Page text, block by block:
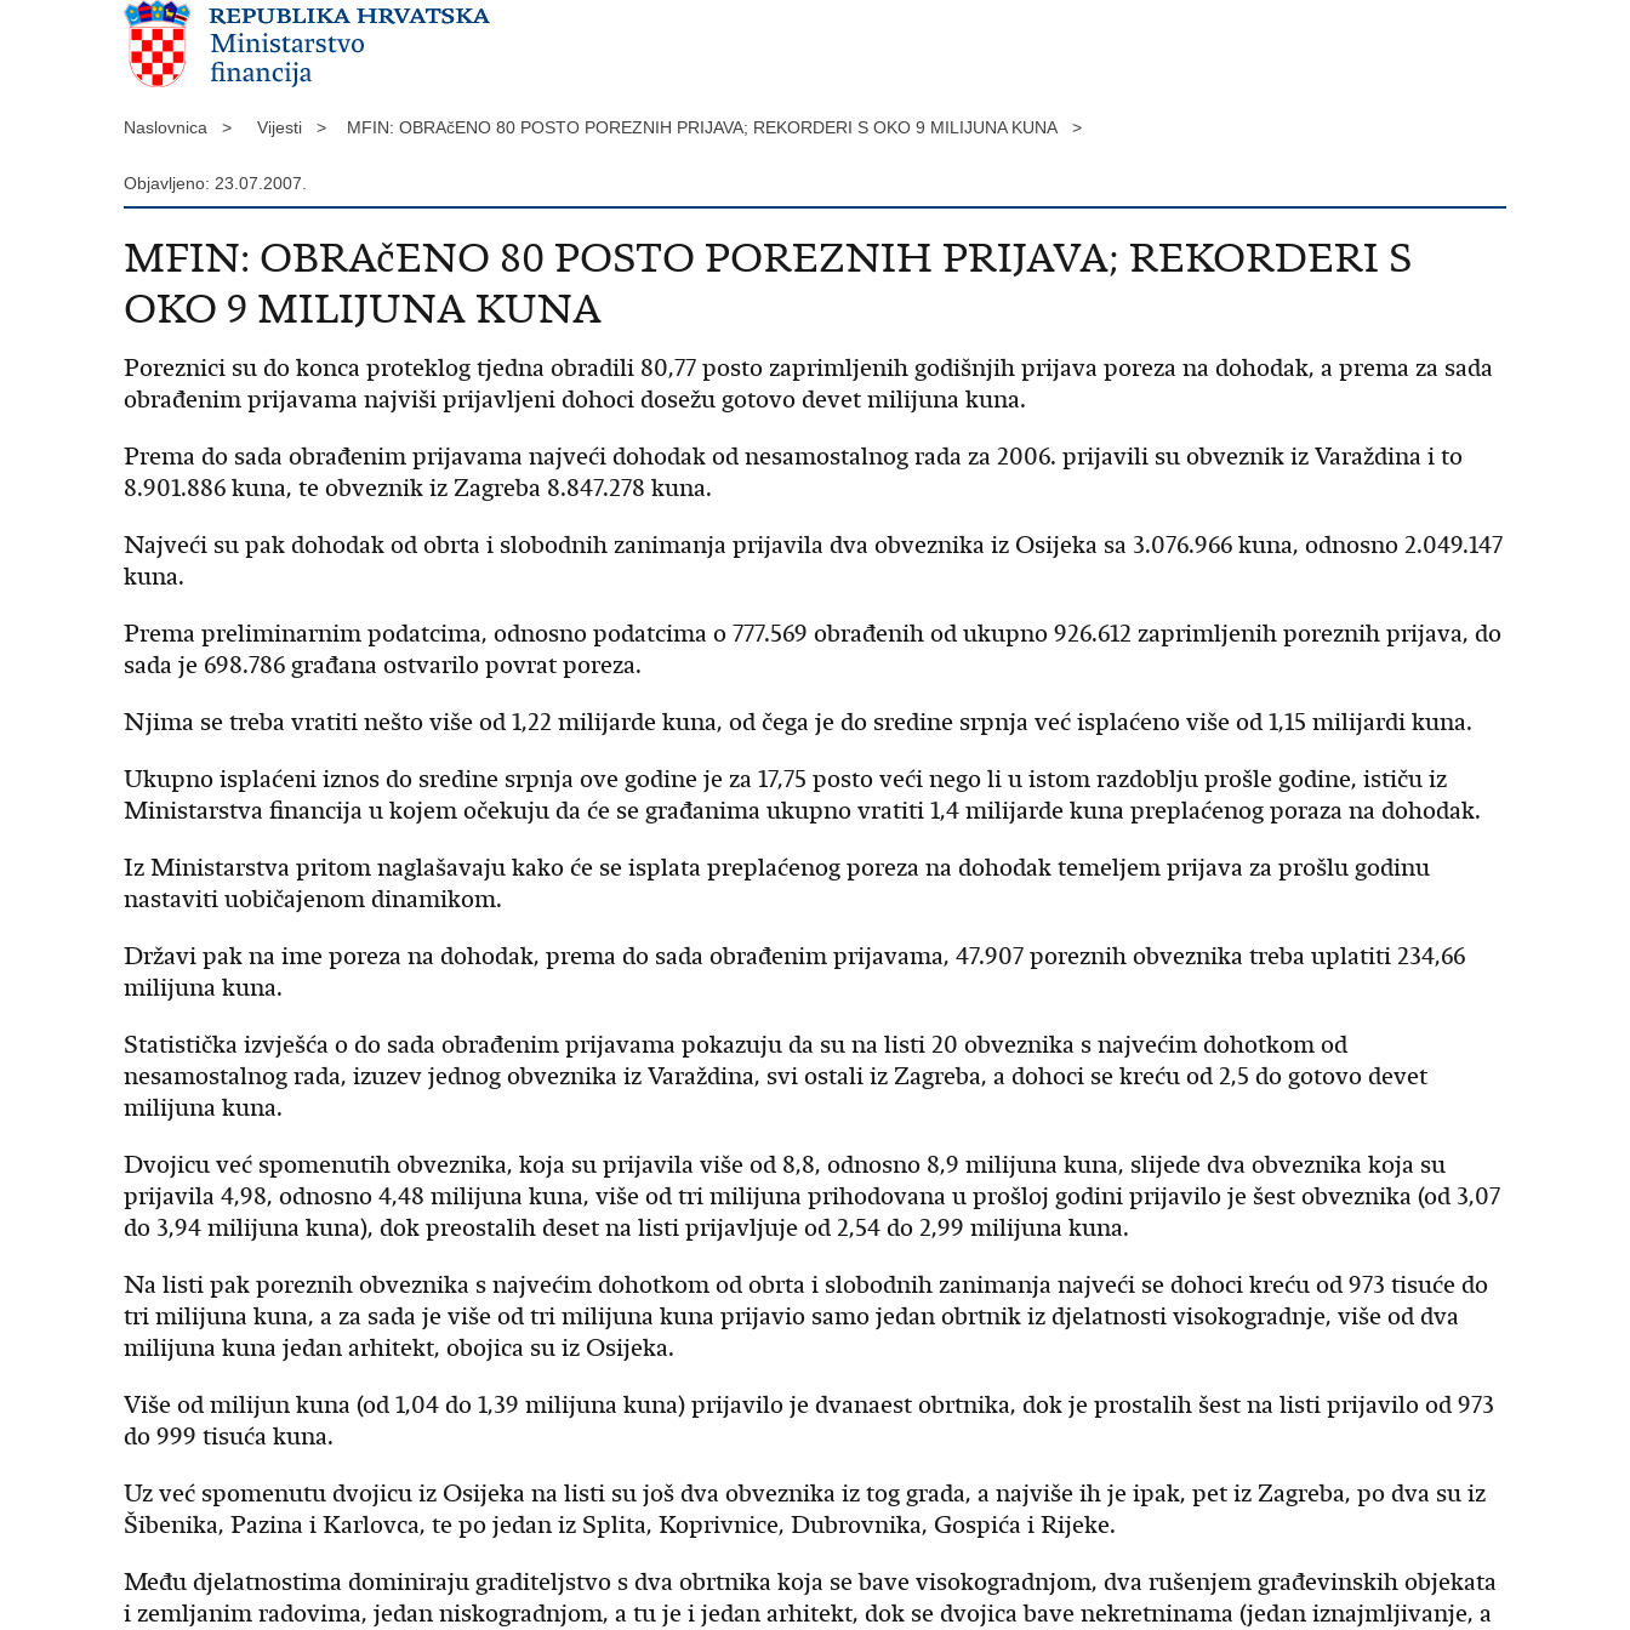
Naslovnica > Vijesti > MFIN: OBRAčENO 80 POSTO POREZNIH PRIJAVA; REKORDERI S OKO 9 MILIJUNA KUNA >
Objavljeno: 23.07.2007.
MFIN: OBRAčENO 80 POSTO POREZNIH PRIJAVA; REKORDERI S
OKO 9 MILIJUNA KUNA
Poreznici su do konca proteklog tjedna obradili 80,77 posto zaprimljenih godišnjih prijava poreza na dohodak, a prema za sada
obrađenim prijavama najviši prijavljeni dohoci dosežu gotovo devet milijuna kuna.
Prema do sada obrađenim prijavama najveći dohodak od nesamostalnog rada za 2006. prijavili su obveznik iz Varaždina i to
8.901.886 kuna, te obveznik iz Zagreba 8.847.278 kuna.
Najveći su pak dohodak od obrta i slobodnih zanimanja prijavila dva obveznika iz Osijeka sa 3.076.966 kuna, odnosno 2.049.147
kuna.
Prema preliminarnim podatcima, odnosno podatcima o 777.569 obrađenih od ukupno 926.612 zaprimljenih poreznih prijava, do
sada je 698.786 građana ostvarilo povrat poreza.
Njima se treba vratiti nešto više od 1,22 milijarde kuna, od čega je do sredine srpnja već isplaćeno više od 1,15 milijardi kuna.
Ukupno isplaćeni iznos do sredine srpnja ove godine je za 17,75 posto veći nego li u istom razdoblju prošle godine, ističu iz
Ministarstva financija u kojem očekuju da će se građanima ukupno vratiti 1,4 milijarde kuna preplaćenog poraza na dohodak.
Iz Ministarstva pritom naglašavaju kako će se isplata preplaćenog poreza na dohodak temeljem prijava za prošlu godinu
nastaviti uobičajenom dinamikom.
Državi pak na ime poreza na dohodak, prema do sada obrađenim prijavama, 47.907 poreznih obveznika treba uplatiti 234,66
milijuna kuna.
Statistička izvješća o do sada obrađenim prijavama pokazuju da su na listi 20 obveznika s najvećim dohotkom od
nesamostalnog rada, izuzev jednog obveznika iz Varaždina, svi ostali iz Zagreba, a dohoci se kreću od 2,5 do gotovo devet
milijuna kuna.
Dvojicu već spomenutih obveznika, koja su prijavila više od 8,8, odnosno 8,9 milijuna kuna, slijede dva obveznika koja su
prijavila 4,98, odnosno 4,48 milijuna kuna, više od tri milijuna prihodovana u prošloj godini prijavilo je šest obveznika (od 3,07
do 3,94 milijuna kuna), dok preostalih deset na listi prijavljuje od 2,54 do 2,99 milijuna kuna.
Na listi pak poreznih obveznika s najvećim dohotkom od obrta i slobodnih zanimanja najveći se dohoci kreću od 973 tisuće do
tri milijuna kuna, a za sada je više od tri milijuna kuna prijavio samo jedan obrtnik iz djelatnosti visokogradnje, više od dva
milijuna kuna jedan arhitekt, obojica su iz Osijeka.
Više od milijun kuna (od 1,04 do 1,39 milijuna kuna) prijavilo je dvanaest obrtnika, dok je prostalih šest na listi prijavilo od 973
do 999 tisuća kuna.
Uz već spomenutu dvojicu iz Osijeka na listi su još dva obveznika iz tog grada, a najviše ih je ipak, pet iz Zagreba, po dva su iz
Šibenika, Pazina i Karlovca, te po jedan iz Splita, Koprivnice, Dubrovnika, Gospića i Rijeke.
Među djelatnostima dominiraju graditeljstvo s dva obrtnika koja se bave visokogradnjom, dva rušenjem građevinskih objekata
i zemljanim radovima, jedan niskogradnjom, a tu je i jedan arhitekt, dok se dvojica bave nekretninama (jedan iznajmljivanje, a